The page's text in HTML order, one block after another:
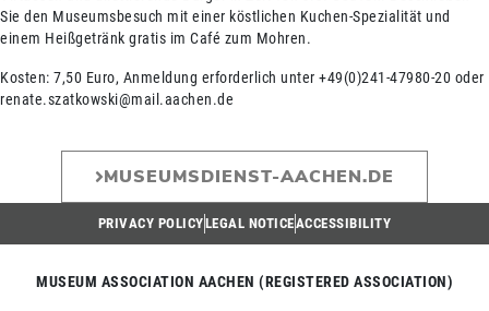
Sie den Museumsbesuch mit einer köstlichen Kuchen-Spezialität und
einem Heißgetränk gratis im Café zum Mohren.
Kosten: 7,50 Euro, Anmeldung erforderlich unter +49(0)241-47980-20 oder
renate.szatkowski@mail.aachen.de
MUSEUMSDIENST-AACHEN.DE
PRIVACY POLICYLEGAL NOTICEACCESSIBILITY
MUSEUM ASSOCIATION AACHEN (REGISTERED ASSOCIATION)